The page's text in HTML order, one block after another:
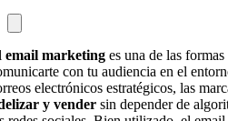
email marketing es una de las
con tu audiencia en el
electrónicos estratégicos, las
y vender sin depender de